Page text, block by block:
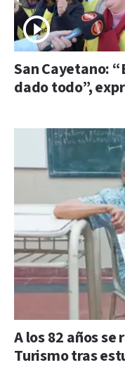
San Cayetano:
dado todo”,
A los 82 años se
Turismo tras